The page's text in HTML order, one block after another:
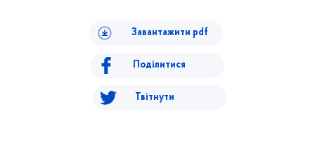
Завантажити pdf
Поділитися
Твітнути